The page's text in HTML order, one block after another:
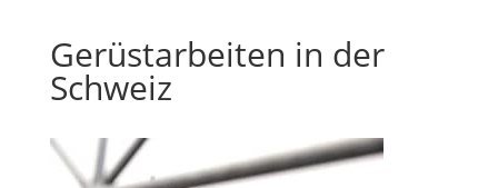
Gerüstarbeiten in der
Schweiz